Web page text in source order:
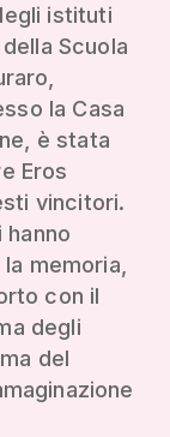
istituti
Scuola
la Casa
è stata
Eros
vincitori.
memoria,
con il
degli
del